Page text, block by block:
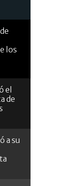
los
el
de
a su